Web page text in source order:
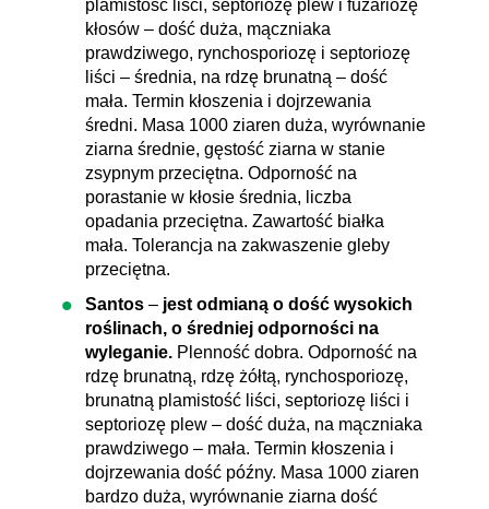
plamistość liści, septoriozę plew i fuzariozę
kłosów – dość duża, mączniaka
prawdziwego, rynchosporiozę i septoriozę
liści – średnia, na rdzę brunatną – dość
mała. Termin kłoszenia i dojrzewania
średni. Masa 1000 ziaren duża, wyrównanie
ziarna średnie, gęstość ziarna w stanie
zsypnym przeciętna. Odporność na
porastanie w kłosie średnia, liczba
opadania przeciętna. Zawartość białka
mała. Tolerancja na zakwaszenie gleby
przeciętna.
Santos – jest odmianą o dość wysokich
roślinach, o średniej odporności na
wyleganie. Plenność dobra. Odporność na
rdzę brunatną, rdzę żółtą, rynchosporiozę,
brunatną plamistość liści, septoriozę liści i
septoriozę plew – dość duża, na mączniaka
prawdziwego – mała. Termin kłoszenia i
dojrzewania dość późny. Masa 1000 ziaren
bardzo duża, wyrównanie ziarna dość